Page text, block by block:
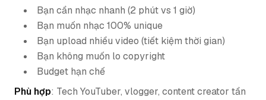
Bạn cần nhạc nhanh (2 phút vs 1 giờ)
Bạn muốn nhạc 100% unique
Bạn upload nhiều video (tiết kiệm thời gian)
Bạn không muốn lo copyright
Budget hạn chế
Phù hợp: Tech YouTuber, vlogger, content creator tần